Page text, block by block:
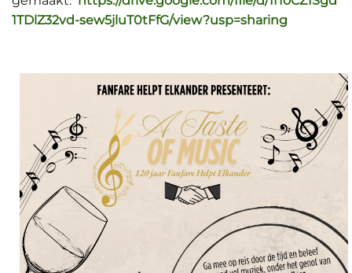
1TDlZ32vd-sew5jluT0tFfG/view?usp=sharing